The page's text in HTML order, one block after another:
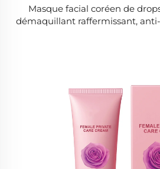
Masque facial coréen de
démaquillant raffermissant, anti-